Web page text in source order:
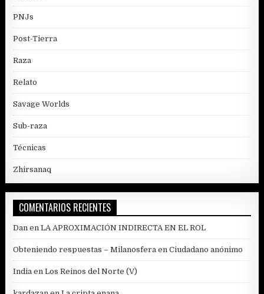
PNJs
Post-Tierra
Raza
Relato
Savage Worlds
Sub-raza
Técnicas
Zhirsanaq
COMENTARIOS RECIENTES
Dan enLA APROXIMACIÓN INDIRECTA EN EL ROL
Obteniendo respuestas – Milanosfera enCiudadano anónimo
India enLos Reinos del Norte (V)